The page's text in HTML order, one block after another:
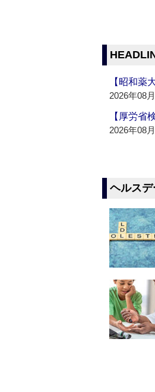
【昭和薬
2026年08
【厚労省
2026年08
ヘルスデ